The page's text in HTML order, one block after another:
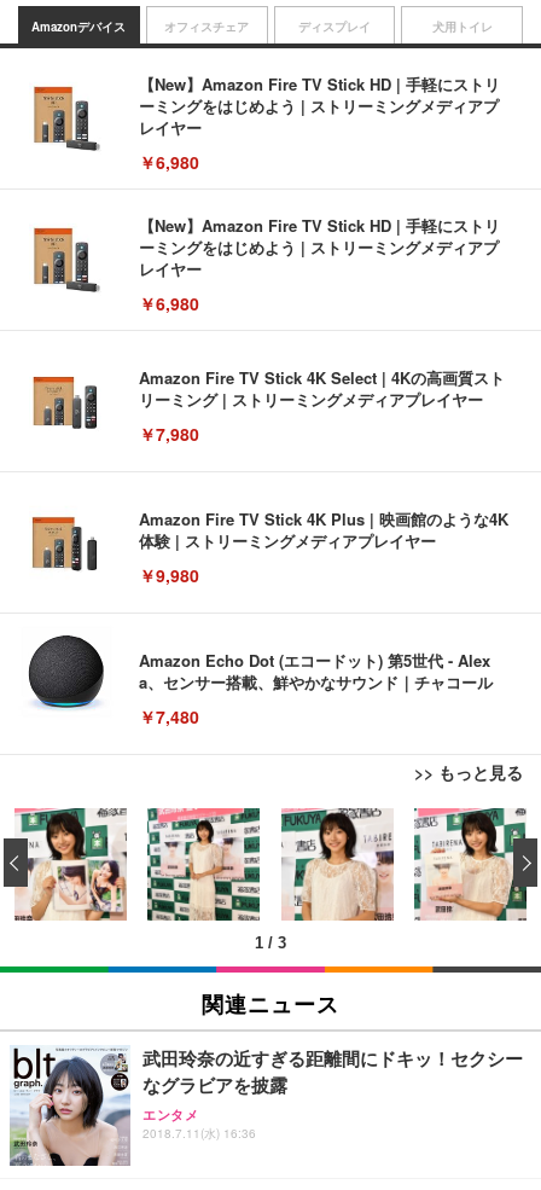
Amazonデバイス
【New】Amazon Fire TV Stick HD | 手軽にストリ
ーミングをはじめよう | ストリーミングメディアプ
レイヤー
￥6,980
【New】Amazon Fire TV Stick HD | 手軽にストリ
ーミングをはじめよう | ストリーミングメディアプ
レイヤー
￥6,980
Amazon Fire TV Stick 4K Select | 4Kの高画質スト
リーミング | ストリーミングメディアプレイヤー
￥7,980
Amazon Fire TV Stick 4K Plus | 映画館のような4K
体験 | ストリーミングメディアプレイヤー
￥9,980
Amazon Echo Dot (エコードット) 第5世代 - Alex
a、センサー搭載、鮮やかなサウンド｜チャコール
￥7,480
>> もっと見る
オフィスチェア
[EdoErgo] オフィスチェア 椅子 テレワーク 疲れな
い 跳ね上げ式アームレスト コンパクト 約105度ロッ
キング pc 事務椅子 360度回転 座面昇降 強化ナイロ
ン樹脂ベース 通気性メッシュ 在宅ワーク H-WY01
(黒網+黒枠+黒足)
￥5,699
SIHOO B100 オフィスチェア／デスクチェア メッシ
ュチェア 人間工学 疲れない ブラック
￥27,999
Sezlife オフィスチェア デスクチェア 疲れない テレ
ワーク チェア 強化バックレスト 30度ロッキング機
能 人間工学 椅子 腰サポート 90度跳ね上げ式アーム
ディスプレイ
EIZO ビジネス向けプレミアムモニター | FlexScan
EV3240X-WT | 31.5型4K UHD・USB Type-C・ホワ
イト
￥105,595
EIZO ビジネス向けプレミアムモニター | FlexScan
￥109,572
【純正品】27"ゲーミングモニター DualSense 充電
フック付き（CFI-ZDM1J）
犬用トイレ
Amazonベーシック ペットシーツ 薄型 レギュラー 1
回使い捨て 無香料 ホワイト 300枚
￥3,373
Amazonベーシック ペットシーツ 厚型 ワイド 42枚
x2袋(84枚) ホワイト(吸収面:ライトブルー)
￥3,234
ネオ・ルーライフ ネオ・オムツ L 中型犬用 26枚入
り 単品
1 / 3
‹
関連ニュース
武田玲奈の近すぎる距離間にドキッ！セクシー
なグラビアを披露
エンタメ
2018.7.11(水) 16:36